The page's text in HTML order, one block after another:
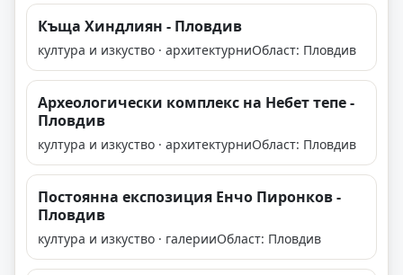
Къща Хиндлиян - Пловдив
култура и изкуство · архитектурниОбласт: Пловдив
Археологически комплекс на Небет тепе -
Пловдив
култура и изкуство · архитектурниОбласт: Пловдив
Постоянна експозиция Енчо Пиронков -
Пловдив
култура и изкуство · галерииОбласт: Пловдив